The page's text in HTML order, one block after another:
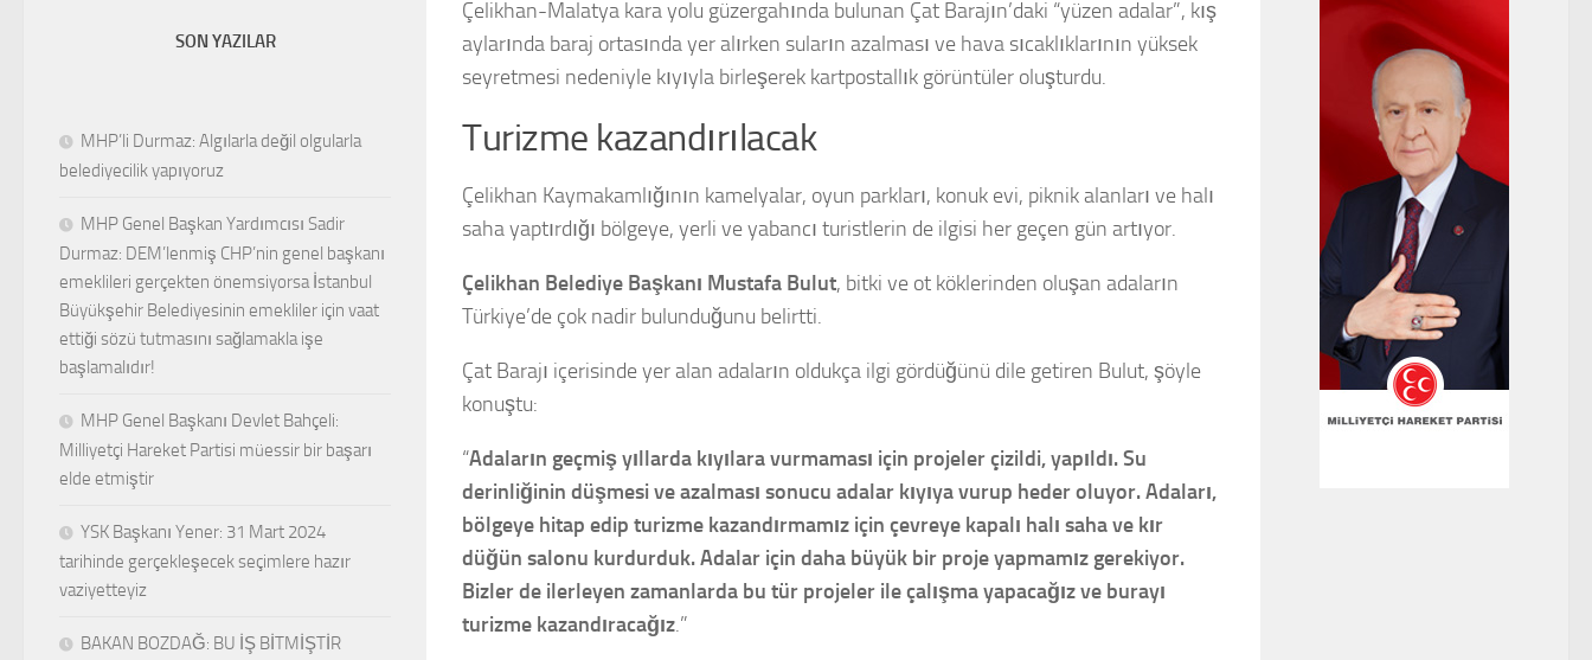
Çelikhan-Malatya kara yolu güzergahında bulunan Çat Barajın’daki “yüzen adalar”, kış
aylarında baraj ortasında yer alırken suların azalması ve hava sıcaklıklarının yüksek
seyretmesi nedeniyle kıyıyla birleşerek kartpostallık görüntüler oluşturdu.
Turizme kazandırılacak
Çelikhan Kaymakamlığının kamelyalar, oyun parkları, konuk evi, piknik alanları ve halı
saha yaptırdığı bölgeye, yerli ve yabancı turistlerin de ilgisi her geçen gün artıyor.
Çelikhan Belediye Başkanı Mustafa Bulut, bitki ve ot köklerinden oluşan adaların
Türkiye’de çok nadir bulunduğunu belirtti.
Çat Barajı içerisinde yer alan adaların oldukça ilgi gördüğünü dile getiren Bulut, şöyle
konuştu:
“Adaların geçmiş yıllarda kıyılara vurmaması için projeler çizildi, yapıldı. Su
derinliğinin düşmesi ve azalması sonucu adalar kıyıya vurup heder oluyor. Adaları,
bölgeye hitap edip turizme kazandırmamız için çevreye kapalı halı saha ve kır
düğün salonu kurdurduk. Adalar için daha büyük bir proje yapmamız gerekiyor.
Bizler de ilerleyen zamanlarda bu tür projeler ile çalışma yapacağız ve burayı
turizme kazandıracağız.”
SON YAZILAR
MHP’li Durmaz: Algılarla değil olgularla
belediyecilik yapıyoruz
MHP Genel Başkan Yardımcısı Sadir
Durmaz: DEM’lenmiş CHP’nin genel başkanı
emeklileri gerçekten önemsiyorsa İstanbul
Büyükşehir Belediyesinin emekliler için vaat
ettiği sözü tutmasını sağlamakla işe
başlamalıdır!
MHP Genel Başkanı Devlet Bahçeli:
Milliyetçi Hareket Partisi müessir bir başarı
elde etmiştir
YSK Başkanı Yener: 31 Mart 2024
tarihinde gerçekleşecek seçimlere hazır
vaziyetteyiz
BAKAN BOZDAĞ: BU İŞ BİTMİŞTİR